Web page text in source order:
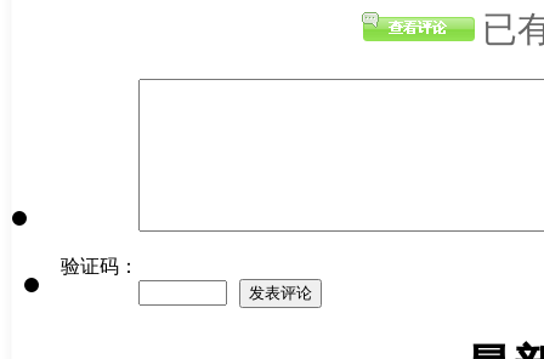
已
验证码：